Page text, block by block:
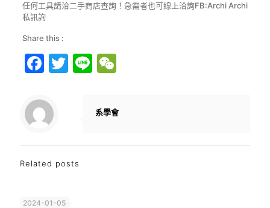
任何工具請洽二手商店查詢！急需者也可線上洽詢FB:Archi Archi
私訊詢
Share this :
Facebook
Twitter
LineWeChat
系學會
Related posts
2024-01-05